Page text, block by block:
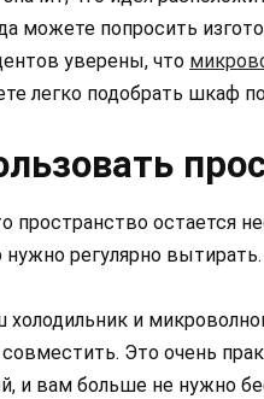
можете попросить
уверены, что
легко подобрать шкаф
пространство остается
регулярно вытирать.
холодильник и
Это очень
и вам больше не нужно